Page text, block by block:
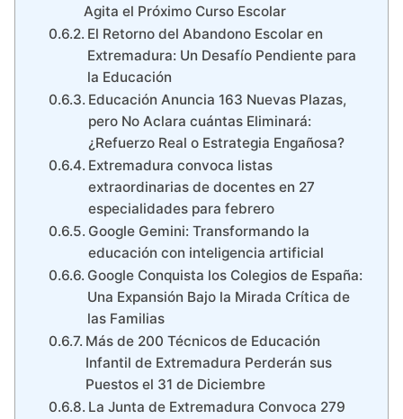
Agita el Próximo Curso Escolar
El Retorno del Abandono Escolar en
Extremadura: Un Desafío Pendiente para
la Educación
Educación Anuncia 163 Nuevas Plazas,
pero No Aclara cuántas Eliminará:
¿Refuerzo Real o Estrategia Engañosa?
Extremadura convoca listas
extraordinarias de docentes en 27
especialidades para febrero
Google Gemini: Transformando la
educación con inteligencia artificial
Google Conquista los Colegios de España:
Una Expansión Bajo la Mirada Crítica de
las Familias
Más de 200 Técnicos de Educación
Infantil de Extremadura Perderán sus
Puestos el 31 de Diciembre
La Junta de Extremadura Convoca 279